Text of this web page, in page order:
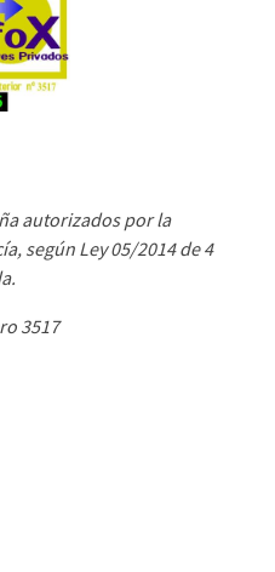
autorizados por la
según Ley 05/2014 de 4
3517